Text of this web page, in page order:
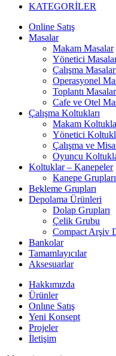
KATEGORİLER
Online Satış
Masalar
Makam Masalar
Yönetici
Çalışma
Operasyonel
Toplantı
Cafe ve Otel
Çalışma Koltukları
Makam
Yönetici
Çalışma ve
Oyuncu
Koltuklar – Kanepeler
Kanepe Grupları
Bekleme Grupları
Depolama Ürünleri
Dolap Grupları
Çelik Grubu
Compact Arşiv
Bankolar
Tamamlayıcılar
Aksesuarlar
Hakkımızda
Ürünler
Onlıne Satış
Yeni Konsept
Projeler
İletişim